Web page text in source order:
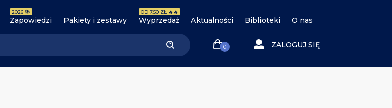
Zapowiedzi
2026 📚
Pakiety i zestawy Wyprzedaż
OD 7.50 ZŁ 🔥🔥
Aktualności Biblioteki O nas
0 ZALOGUJ SIĘ